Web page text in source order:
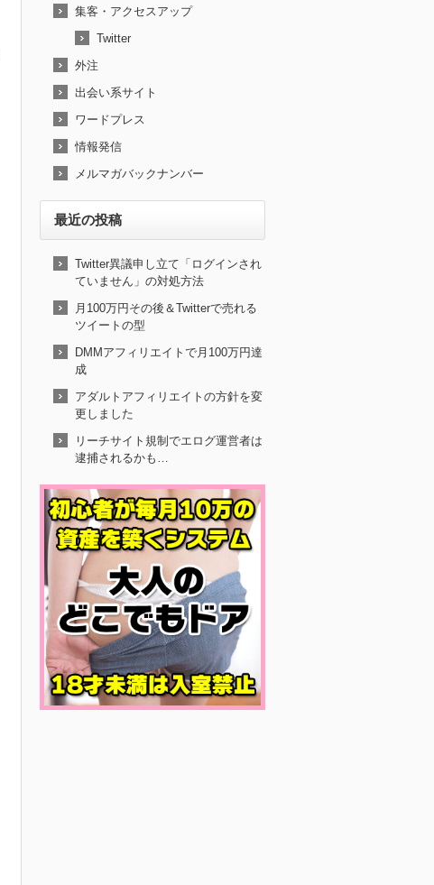
集客・アクセスアップ
Twitter
外注
出会い系サイト
ワードプレス
情報発信
メルマガバックナンバー
最近の投稿
Twitter異議申し立て「ログインされ
ていません」の対処方法
月100万円その後＆Twitterで売れる
ツイートの型
DMMアフィリエイトで月100万円達
成
アダルトアフィリエイトの方針を変
更しました
リーチサイト規制でエログ運営者は
逮捕されるかも…